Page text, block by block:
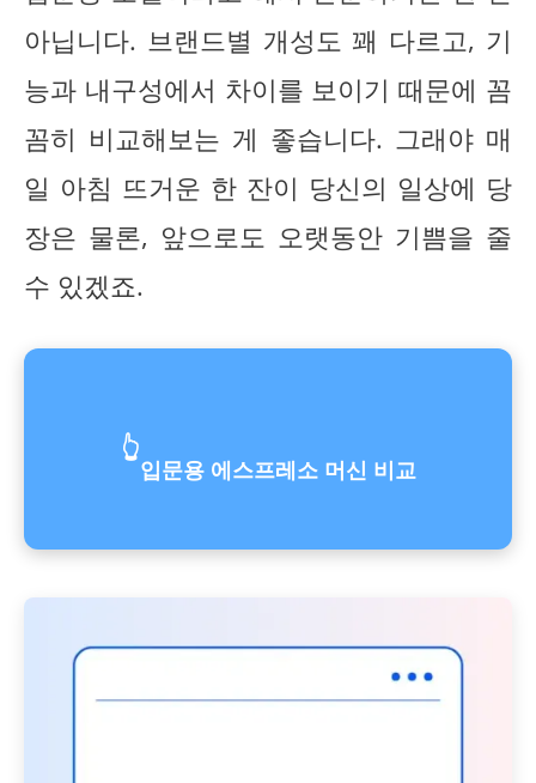
아닙니다. 브랜드별 개성도 꽤 다르고, 기
능과 내구성에서 차이를 보이기 때문에 꼼
꼼히 비교해보는 게 좋습니다. 그래야 매
일 아침 뜨거운 한 잔이 당신의 일상에 당
장은 물론, 앞으로도 오랫동안 기쁨을 줄
수 있겠죠.
👆
입문용 에스프레소 머신 비교